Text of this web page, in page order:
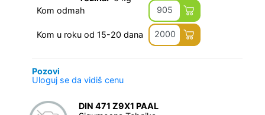
Kom odmah
905
Kom u roku od 15-20 dana 2000
Pozovi
Uloguj se da vidiš cenu
DIN 471 Z9X1 PAAL